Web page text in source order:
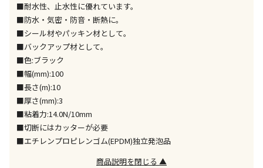
が、ご購入手続きを分けてお買い求めください
※支払い方法の代金引換は選択できません。
※電話注文はできません。
宅配のみでお届けする商品です（店舗受取は選択でき
ません）
同時購入が可能です
午前9時までのご注文確定した商品については、当日に
出荷いたします。
ただし、メーカーの営業日に基づき出荷手続きを行う
また、日曜・祝日や年末年始などの長期休業期間中
■耐水性、止水性に優れています。
■防水・気密・防音・断熱に。
■シール材やパッキン材として。
■バックアップ材として。
■色:ブラック
■幅(mm):100
■長さ(m):10
■厚さ(mm):3
■粘着力:14.0N/10mm
■切断にはカッターが必要
■エチレンプロピレンゴム(EPDM)独立発泡品
商品説明を閉じる ▲